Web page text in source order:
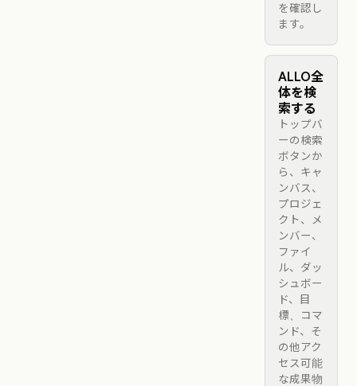
を確認し
ます。
ALLO全
体を検
索する
トップバ
ーの検索
ボタンか
ら、キャ
ンバス、
プロジェ
クト、メ
ンバー、
ファイ
ル、ダッ
シュボー
ド、目
標、コマ
ンド、そ
の他アク
セス可能
な成果物